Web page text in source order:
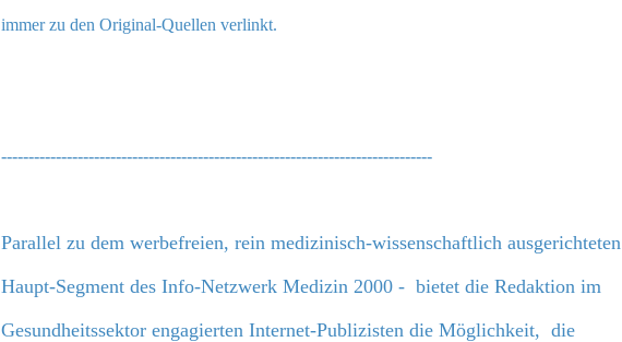
immer zu den Original-Quellen verlinkt.
-------------------------------------------------------------------------------
Parallel zu dem werbefreien, rein medizinisch-wissenschaftlich ausgerichteten
Haupt-Segment des Info-Netzwerk Medizin 2000 - bietet die Redaktion im
Gesundheitssektor engagierten Internet-Publizisten die Möglichkeit, die